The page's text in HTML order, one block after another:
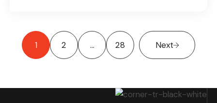
1 2 … 28 Next